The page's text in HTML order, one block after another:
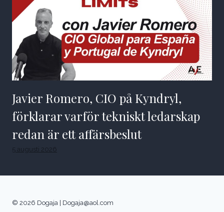
Javier Romero, CIO på Kyndryl,
förklarar varför tekniskt ledarskap
redan är ett affärsbeslut
5 augusti 2026
© 2026 Dogaja | Dogaja@aol.com